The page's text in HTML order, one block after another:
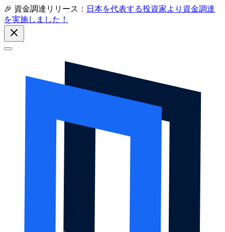
🎉 資金調達リリース： 日本を代表する投資家より資金調達
を実施しました！